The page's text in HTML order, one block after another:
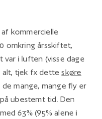
kommercielle
omkring årsskiftet,
i luften (visse dage
alt, tjek fx detteskøre
de mange, mange fly er
ubestemt tid. Den
63% (95% alene i